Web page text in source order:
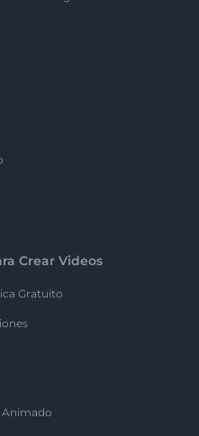
Crear Videos
Gratuito
Animado